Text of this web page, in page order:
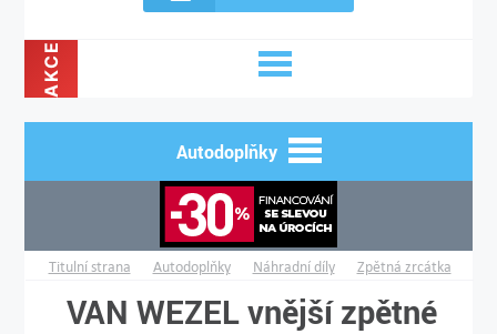
AKCE
Autodoplňky
Titulní strana Autodoplňky Náhradní díly Zpětná zrcátka
VAN WEZEL vnější zpětné